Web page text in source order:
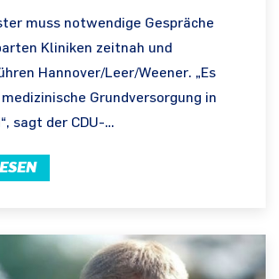
muss notwendige Gespräche
Kliniken zeitnah und
Hannover/Leer/Weener. „Es
Grundversorgung in
sagt der CDU-…